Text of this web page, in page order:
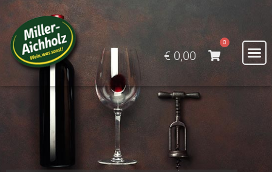
€ 0,00
0